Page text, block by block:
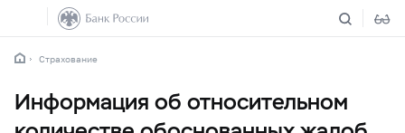
Страхование
Информация об относительном